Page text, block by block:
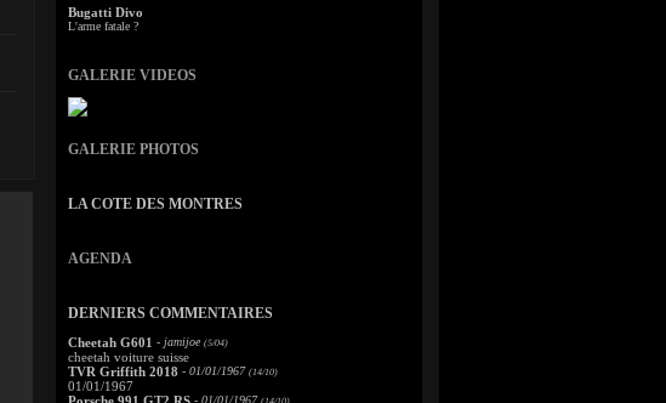
Bugatti Divo
L'arme fatale ?
GALERIE VIDEOS
GALERIE PHOTOS
LA COTE DES MONTRES
AGENDA
DERNIERS COMMENTAIRES
Cheetah G601 - jamijoe (5/04)
cheetah voiture suisse
TVR Griffith 2018 - 01/01/1967 (14/10)
01/01/1967
- 01/01/1967